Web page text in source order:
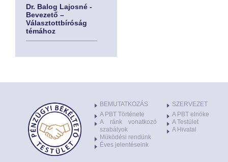
Dr. Balog Lajosné -
Bevezető –
Választottbíróság
témához
BEMUTATKOZÁS
A PBT Története
A ránk vonatkozó
szabályok
Müködési rendünk
Éves jelentéseink
SZERVEZET
A PBT elnöke
A Testület
A Hivatal